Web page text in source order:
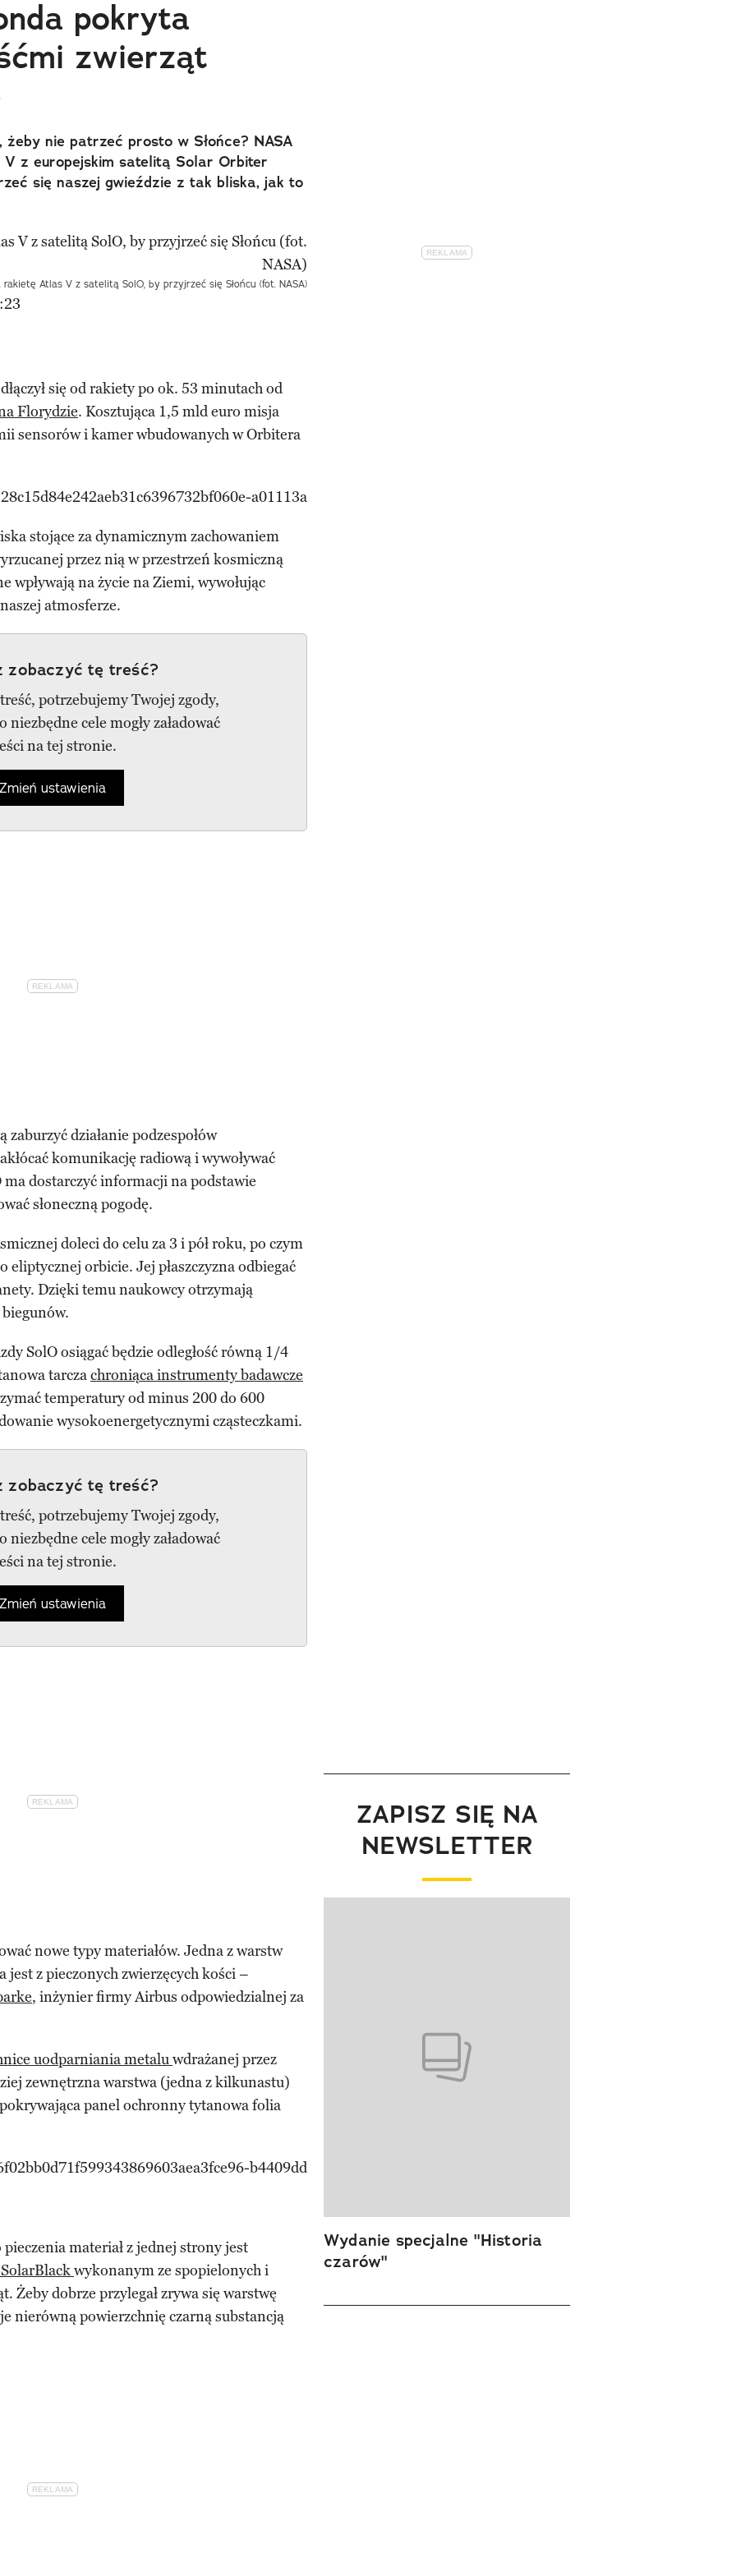
pokryta
zwierząt
żeby nie patrzeć prosto w Słońce? NASA
V z europejskim satelitą Solar Orbiter
się naszej gwieździe z tak bliska, jak to
rakietę Atlas V z satelitą SolO, by przyjrzeć się Słońcu (fot. NASA)
się od rakiety po ok. 53 minutach od
Florydzie. Kosztująca 1,5 mld euro misja
sensorów i kamer wbudowanych w Orbitera
stojące za dynamicznym zachowaniem
przez nią w przestrzeń kosmiczną
wpływają na życie na Ziemi, wywołując
atmosferze.
zobaczyć tę treść?
potrzebujemy Twojej zgody,
niezbędne cele mogły załadować
na tej stronie.
Zmień ustawienia
działanie podzespołów
komunikację radiową i wywoływać
ma dostarczyć informacji na podstawie
słoneczną pogodę.
doleci do celu za 3 i pół roku, po czym
eliptycznej orbicie. Jej płaszczyzna odbiegać
Dzięki temu naukowcy otrzymają
SolO osiągać będzie odległość równą 1/4
tarczachroniąca instrumenty badawcze
temperatury od minus 200 do 600
wysokoenergetycznymi cząsteczkami.
zobaczyć tę treść?
potrzebujemy Twojej zgody,
niezbędne cele mogły załadować
na tej stronie.
Zmień ustawienia
nowe typy materiałów. Jedna z warstw
z pieczonych zwierzęcych kości –
, inżynier firmy Airbus odpowiedzialnej za
uodparniania metaluwdrażanej przez
zewnętrzna warstwa (jedna z kilkunastu)
panel ochronny tytanowa folia
materiał z jednej strony jest
wykonanym ze spopielonych i
Żeby dobrze przylegał zrywa się warstwę
nierówną powierzchnię czarną substancją
ZAPISZ SIĘ NA
NEWSLETTER
Wydanie specjalne "Historia
czarów"